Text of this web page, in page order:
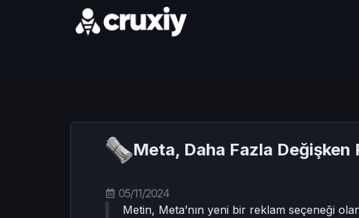
Meta, Daha Fazla
05/11/2024
Metin, Meta’nın yeni bir reklam seçeneği